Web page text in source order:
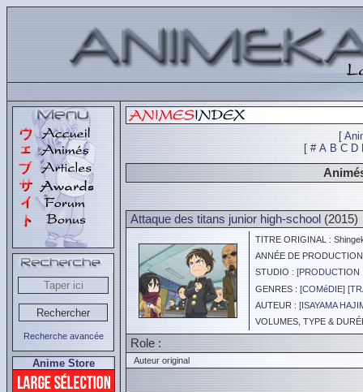
Recherche avancée
Anime Store
[
[ # A B C D
Attaque des titans junior high-school (2015)
TITRE ORIGINAL :
ANNÉE DE
STUDIO : [PRODUCTION
GENRES : [COMéDIE] [
AUTEUR : [ISAYAMA
VOLUMES, TYPE &
Role :
Auteur original